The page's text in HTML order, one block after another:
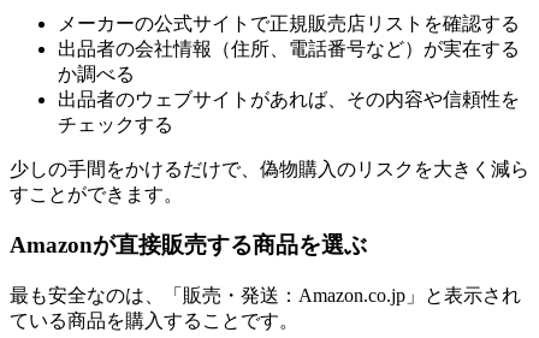
メーカーの公式サイトで正規販売店リストを確認する
出品者の会社情報（住所、電話番号など）が実在する
か調べる
出品者のウェブサイトがあれば、その内容や信頼性を
チェックする
少しの手間をかけるだけで、偽物購入のリスクを大きく減ら
すことができます。
Amazonが直接販売する商品を選ぶ
最も安全なのは、「販売・発送：Amazon.co.jp」と表示され
ている商品を購入することです。